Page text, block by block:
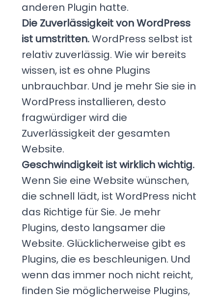
anderen Plugin hatte.
Die Zuverlässigkeit von WordPress
ist umstritten.WordPress selbst ist
relativ zuverlässig. Wie wir bereits
wissen, ist es ohne Plugins
unbrauchbar. Und je mehr Sie sie in
WordPress installieren, desto
fragwürdiger wird die
Zuverlässigkeit der gesamten
Website.
Geschwindigkeit ist wirklich wichtig.
Wenn Sie eine Website wünschen,
die schnell lädt, ist WordPress nicht
das Richtige für Sie. Je mehr
Plugins, desto langsamer die
Website. Glücklicherweise gibt es
Plugins, die es beschleunigen. Und
wenn das immer noch nicht reicht,
finden Sie möglicherweise Plugins,